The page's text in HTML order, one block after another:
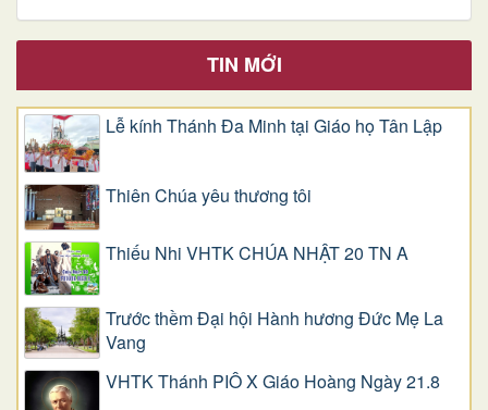
TIN MỚI
Lễ kính Thánh Đa Minh tại Giáo họ Tân Lập
Thiên Chúa yêu thương tôi
Thiếu Nhi VHTK CHÚA NHẬT 20 TN A
Trước thềm Đại hội Hành hương Đức Mẹ La
Vang
VHTK Thánh PIÔ X Giáo Hoàng Ngày 21.8